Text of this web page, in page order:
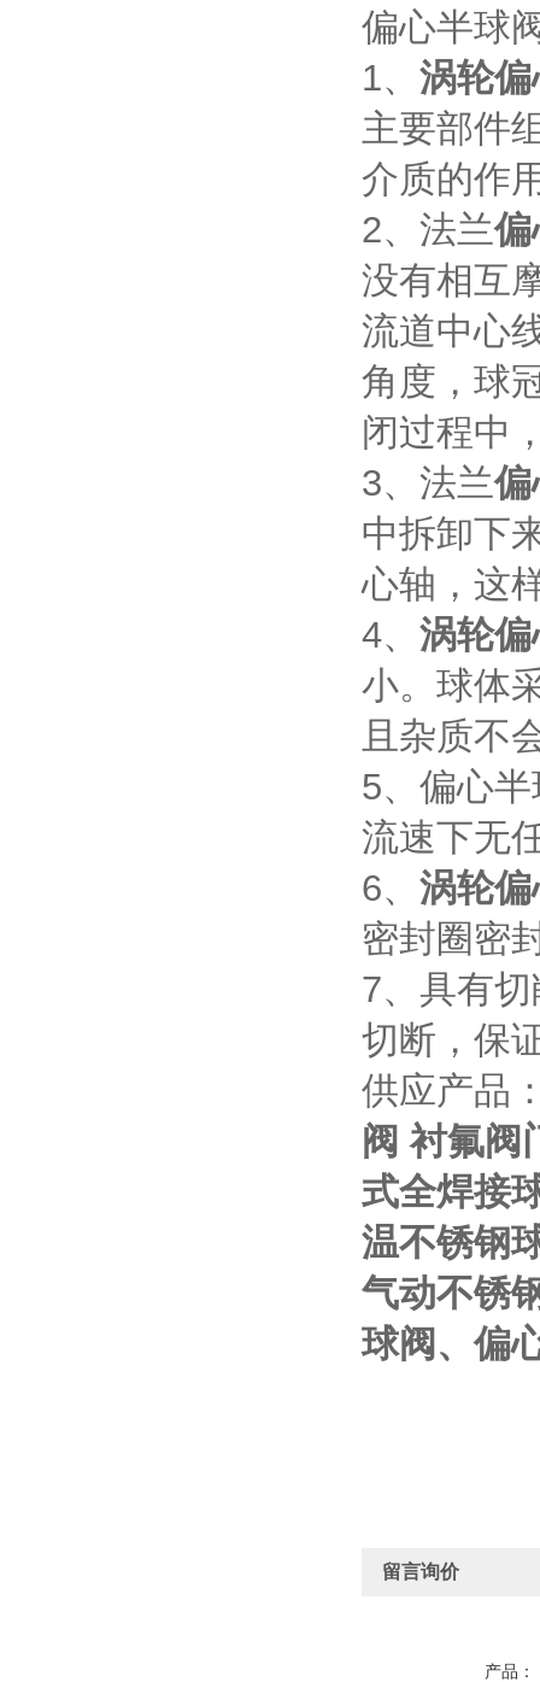
偏心半球
1、 涡轮
主要部件
介质的作
2、法兰偏
没有相互
流道中心
角度，球
闭过程中
3、法兰偏
中拆卸下
心轴，这
4、 涡轮
小。球体
且杂质不
5、偏心
流速下无
6、 涡轮
密封圈密
7、 具有
切断，保
供应产品
阀 衬氟阀
式全焊接
温不锈钢
气动不锈
球阀、偏
留言询价
产品：